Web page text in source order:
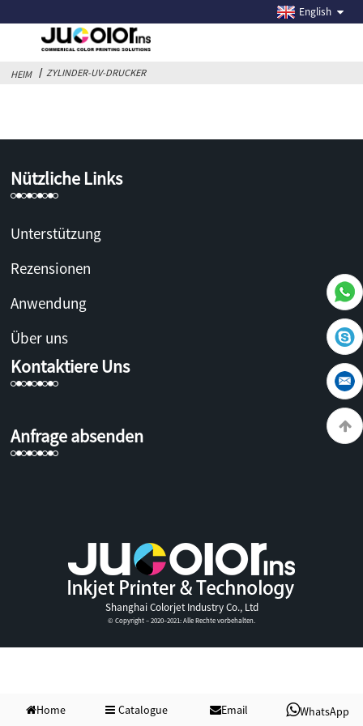
English
Home Catalogue Email WhatsApp
HEIM ZYLINDER-UV-DRUCKER
Nützliche Links
Unterstützung
Rezensionen
Anwendung
Über uns
Kontaktiere Uns
Anfrage absenden
Shanghai Colorjet Industry Co., Ltd
© Copyright – 2020–2021: Alle Rechte vorbehalten.